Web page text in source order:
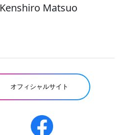
Kenshiro Matsuo
オフィシャルサイト